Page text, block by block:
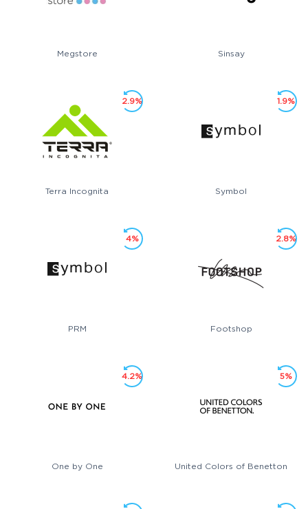
Megstore Sinsay
Terra Incognita
2.9%
Symbol
1.9%
PRM
4%
Footshop
2.8%
One by One
4.2%
United Colors of Benetton
5%